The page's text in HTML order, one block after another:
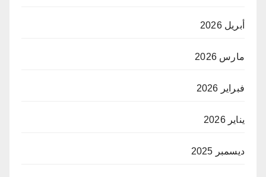
أبريل 2026
مارس 2026
فبراير 2026
يناير 2026
ديسمبر 2025